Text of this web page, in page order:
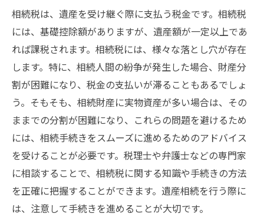
相続税は、遺産を受け継ぐ際に支払う税金です。相続税
には、基礎控除額がありますが、遺産額が一定以上であ
れば課税されます。相続税には、様々な落とし穴が存在
します。特に、相続人間の紛争が発生した場合、財産分
割が困難になり、税金の支払いが滞ることもあるでしょ
う。そもそも、相続財産に実物資産が多い場合は、その
ままでの分割が困難になり、これらの問題を避けるため
には、相続手続きをスムーズに進めるためのアドバイス
を受けることが必要です。税理士や弁護士などの専門家
に相談することで、相続税に関する知識や手続きの方法
を正確に把握することができます。遺産相続を行う際に
は、注意して手続きを進めることが大切です。